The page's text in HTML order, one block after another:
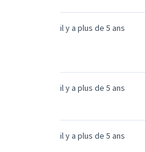
il y a plus de 5 ans
il y a plus de 5 ans
il y a plus de 5 ans